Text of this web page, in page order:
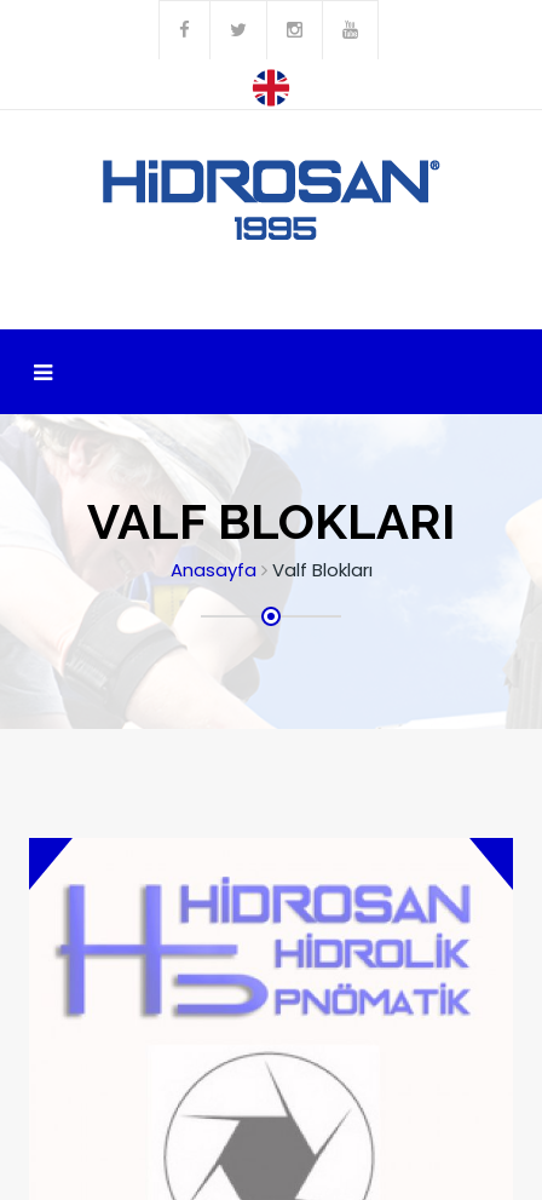
VALF BLOKLARI
Anasayfa Valf Blokları
Özel Valf Blokları
Siparişe Özel Tasarlanmış Valf Blokları